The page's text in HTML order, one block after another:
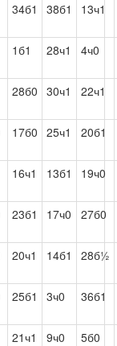
34б1 38б1 13ч1
1б1 28ч1 4ч0
28б0 30ч1 22ч1
17б0 25ч1 20б1
16ч1 13б1 19ч0
23б1 17ч0 27б0
20ч1 14б1 28б½
25б1 3ч0 36б1
21ч1 9ч0 5б0